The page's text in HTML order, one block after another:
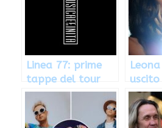
Linea 77: prime
tappe del tour
2013
uscito
prime
tour